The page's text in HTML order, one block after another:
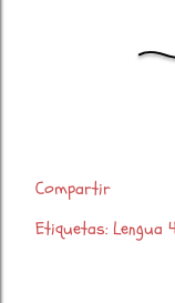
Compartir
Etiquetas: Lengua